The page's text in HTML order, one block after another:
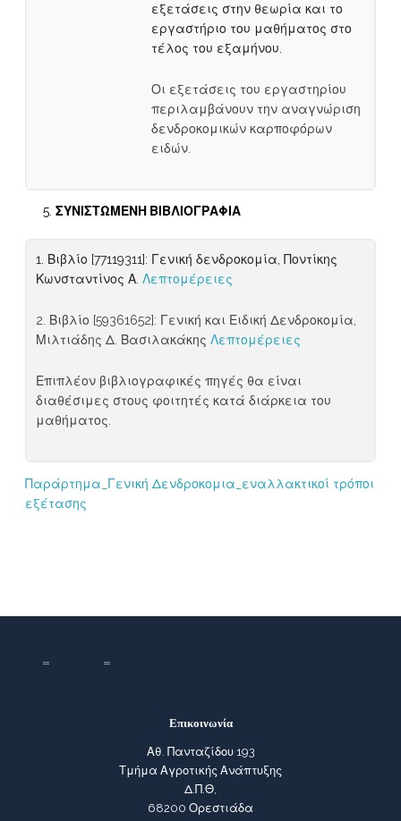
εξετάσεις στην θεωρία και το
εργαστήριο του μαθήματος στο
τέλος του εξαμήνου.
Οι εξετάσεις του εργαστηρίου
περιλαμβάνουν την αναγνώριση
δενδροκομικών καρποφόρων
ειδών.
ΣΥΝΙΣΤΩΜΕΝΗ ΒΙΒΛΙΟΓΡΑΦΙΑ
1. Βιβλίο [77119311]: Γενική δενδροκομία, Ποντίκης
Κωνσταντίνος Α. Λεπτομέρειες
2. Βιβλίο [59361652]: Γενική και Ειδική Δενδροκομία,
Μιλτιάδης Δ. Βασιλακάκης Λεπτομέρειες
Επιπλέον βιβλιογραφικές πηγές θα είναι
διαθέσιμες στους φοιτητές κατά διάρκεια του
μαθήματος.
Παράρτημα_Γενική Δενδροκομια_εναλλακτικοί τρόποι
εξέτασης
Επικοινωνία
Αθ. Πανταζίδου 193
Τμήμα Αγροτικής Ανάπτυξης
Δ.Π.Θ,
68200 Ορεστιάδα